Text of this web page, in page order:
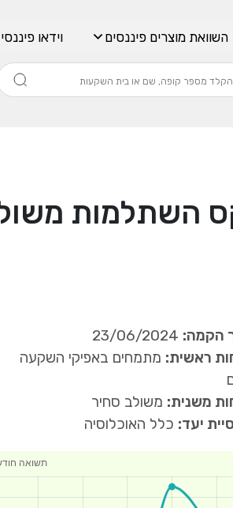
השוואת מוצרים פיננסים וידאו פיננסי
השתלמות
הקמה:
ראשית: מתמחים באפיקי השקעה
משנית: משולב סחיר
יעד: כלל האוכלוסיה